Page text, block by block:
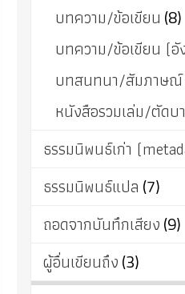
บทความ/ข้อเขียน (8)
บทความ/ข้อเขียน (อั
บทสนทนา/สัมภาษณ์
หนังสือรวมเล่ม/ตัดบ
ธรรมนิพนธ์เก่า
ธรรมนิพนธ์แปล (7)
ถอดจากบันทึกเสียง(9)
ผู้อื่นเขียนถึง(3)